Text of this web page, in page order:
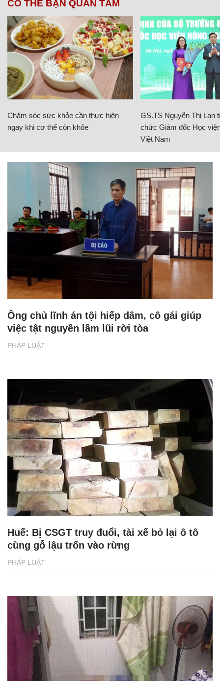
CÓ THỂ BẠN QUAN TÂM
Chăm sóc sức khỏe cần thực hiện
ngay khi cơ thể còn khỏe
GS.TS Nguyễn Thị Lan
chức Giám đốc Học
Việt Nam
PHÁP LUẬT
Ông chủ lĩnh án tội hiếp dâm, cô gái giúp
việc tật nguyền lầm lũi rời tòa
PHÁP LUẬT
Huế: Bị CSGT truy đuổi, tài xế bỏ lại ô tô
cùng gỗ lậu trốn vào rừng